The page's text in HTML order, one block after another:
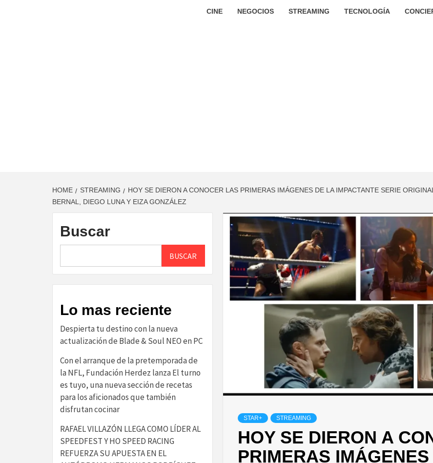
CINE NEGOCIOS STREAMING TECNOLOGÍA
HOME STREAMING
HOY SE DIERON A CONOCER LAS PRIMERAS IMÁGENES DE LA IMPACTANTE SERIE
BERNAL, DIEGO LUNA Y EIZA GONZÁLEZ
STAR+ STREAMING
HOY SE DIERON A
PRIMERAS
Buscar
BUSCAR
Lo mas reciente
Despierta tu destino con la nueva
actualización de Blade & Soul NEO en PC
Con el arranque de la pretemporada de
la NFL, Fundación Herdez lanza El turno
es tuyo, una nueva sección de recetas
para los aficionados que también
disfrutan cocinar
RAFAEL VILLAZÓN LLEGA COMO LÍDER AL
SPEEDFEST Y HO SPEED RACING
REFUERZA SU APUESTA EN EL